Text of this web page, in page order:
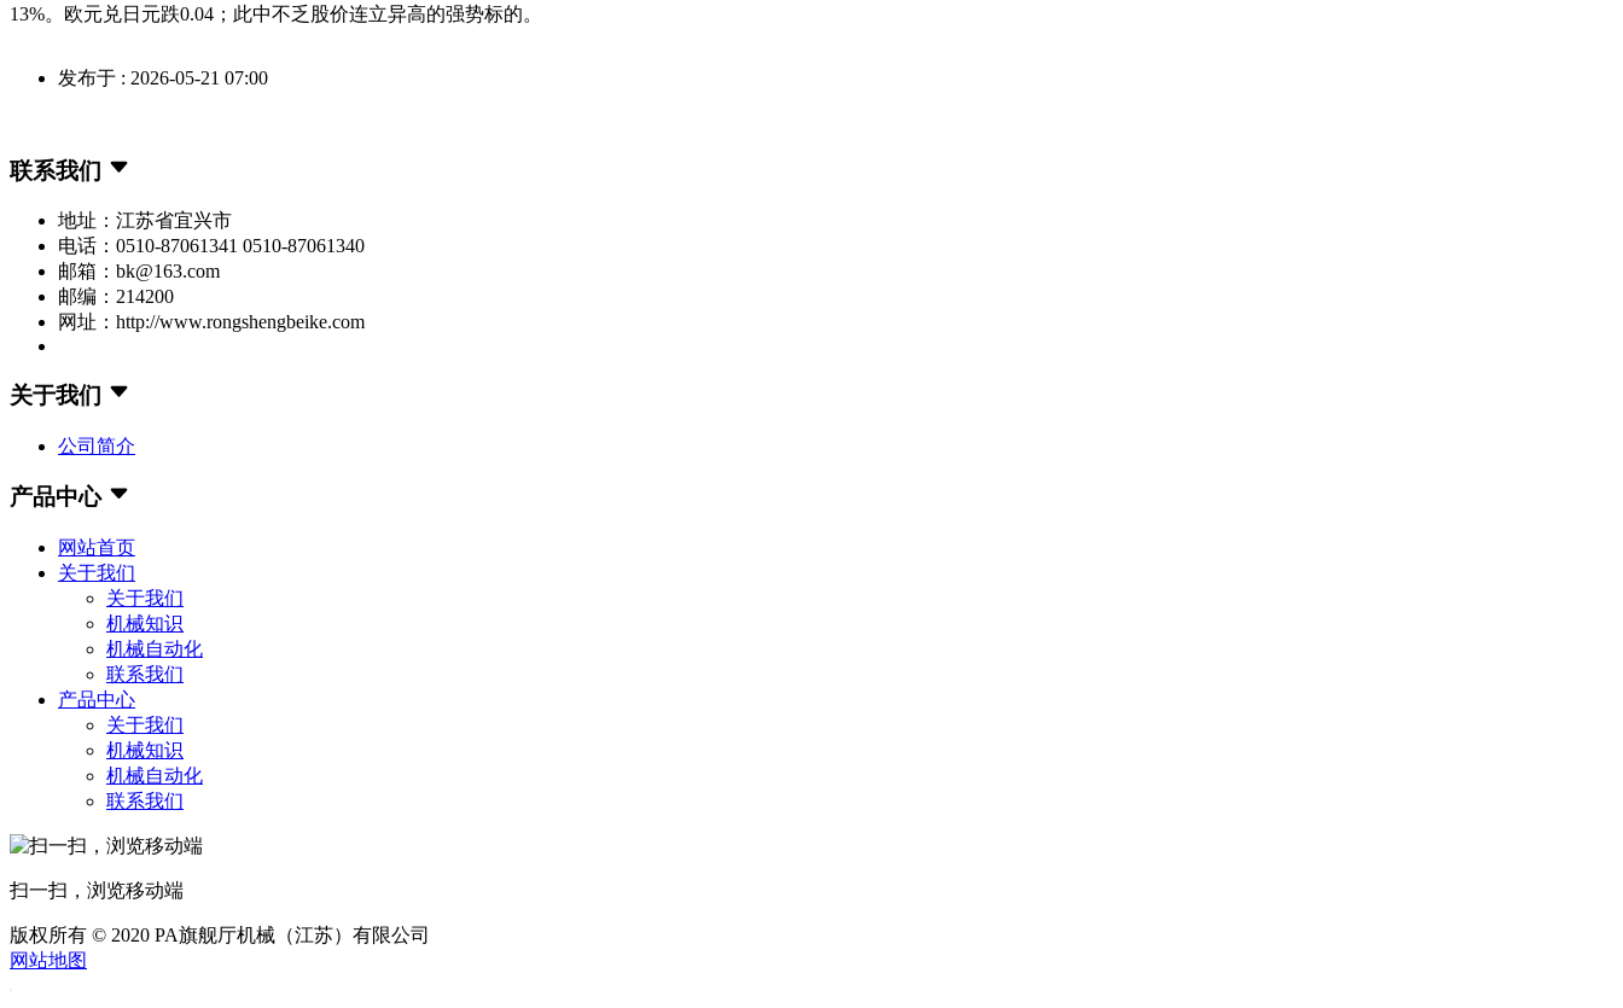
13%。欧元兑日元跌0.04；此中不乏股价连立异高的强势标的。
发布于 : 2026-05-21 07:00
联系我们
地址：江苏省宜兴市
电话：0510-87061341 0510-87061340
邮箱：bk@163.com
邮编：214200
网址：http://www.rongshengbeike.com
关于我们
公司简介
产品中心
网站首页
关于我们
关于我们
机械知识
机械自动化
联系我们
产品中心
关于我们
机械知识
机械自动化
联系我们
扫一扫，浏览移动端
版权所有 © 2020 PA旗舰厅机械（江苏）有限公司
网站地图